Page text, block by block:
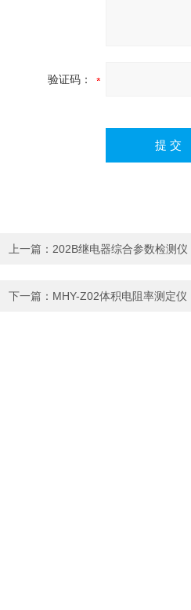
验证码：
上一篇： 202B继电器综合参数检测仪
下一篇： MHY-Z02体积电阻率测定仪